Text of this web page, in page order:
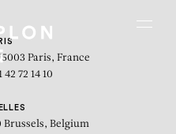
Paris, France
72 14 10
Brussels, Belgium